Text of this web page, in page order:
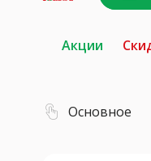
Акции
Основное